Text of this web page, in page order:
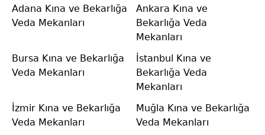
Adana Kına ve Bekarlığa
Veda Mekanları
Ankara Kına ve
Bekarlığa Veda
Mekanları
Bursa Kına ve Bekarlığa
Veda Mekanları
İstanbul Kına ve
Bekarlığa Veda
Mekanları
İzmir Kına ve Bekarlığa
Veda Mekanları
Muğla Kına ve Bekarlığa
Veda Mekanları